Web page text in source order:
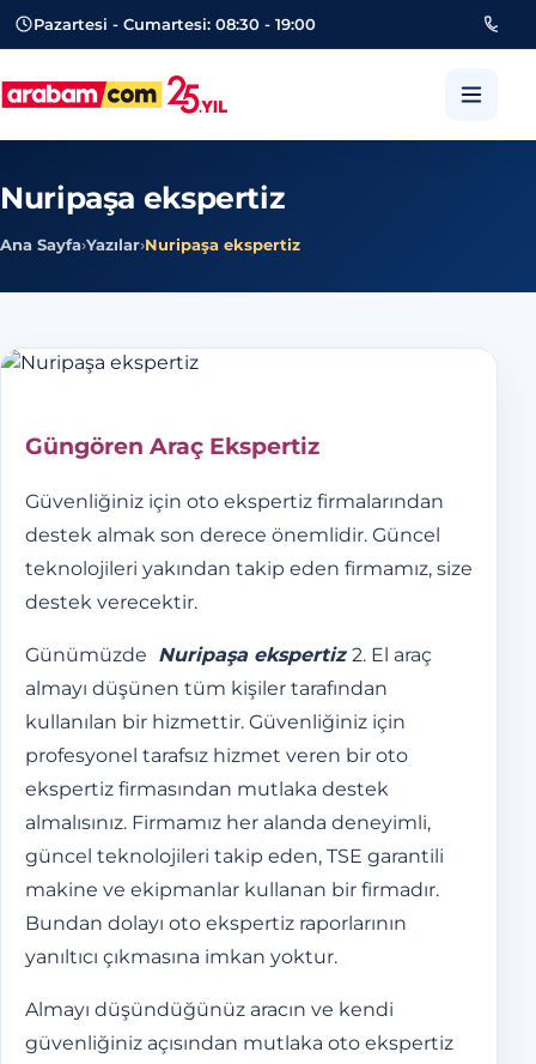
Pazartesi - Cumartesi: 08:30 - 19:00
arabam.com Güngören oto
Nuripaşa ekspertiz
Ana Sayfa›Yazılar›Nuripaşa ekspertiz
Güngören Araç Ekspertiz
Güvenliğiniz için oto ekspertiz firmalarından
destek almak son derece önemlidir. Güncel
teknolojileri yakından takip eden firmamız, size
destek verecektir.
Günümüzde Nuripaşa ekspertiz 2. El araç
almayı düşünen tüm kişiler tarafından
kullanılan bir hizmettir. Güvenliğiniz için
profesyonel tarafsız hizmet veren bir oto
ekspertiz firmasından mutlaka destek
almalısınız. Firmamız her alanda deneyimli,
güncel teknolojileri takip eden, TSE garantili
makine ve ekipmanlar kullanan bir firmadır.
Bundan dolayı oto ekspertiz raporlarının
yanıltıcı çıkmasına imkan yoktur.
Almayı düşündüğünüz aracın ve kendi
güvenliğiniz açısından mutlaka oto ekspertiz